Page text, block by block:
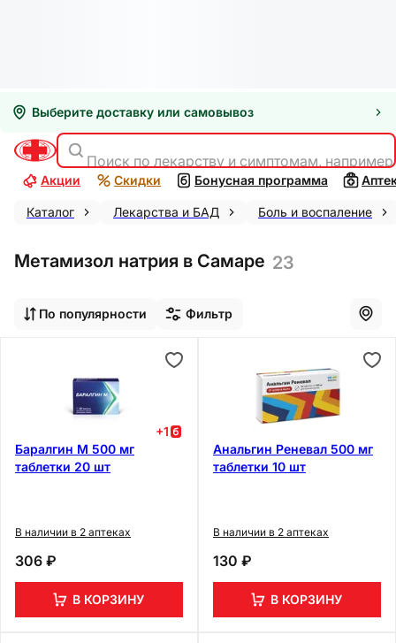
Выберите доставку или самовывоз
Поиск по лекарству и симптомам,
Акции Скидки Бонусная программа
Каталог Лекарства и БАД Боль и воспаление
Метамизол натрия в Самаре 23
По популярности Фильтр
+1
Баралгин М 500 мг
таблетки 20 шт
В наличии в 2 аптеках
306 ₽
В КОРЗИНУ
Анальгин Реневал 500 мг
таблетки 10 шт
В наличии в 2 аптеках
130 ₽
В КОРЗИНУ